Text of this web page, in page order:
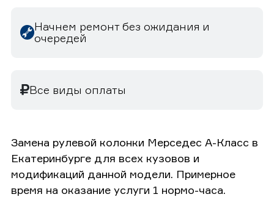
Начнем ремонт без ожидания и
очередей
Все виды оплаты
Замена рулевой колонки Мерседес А-Класс в
Екатеринбурге для всех кузовов и
модификаций данной модели. Примерное
время на оказание услуги 1 нормо-часа.